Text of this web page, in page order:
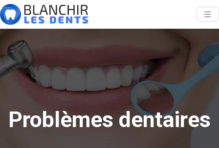
Problèmes dentaires